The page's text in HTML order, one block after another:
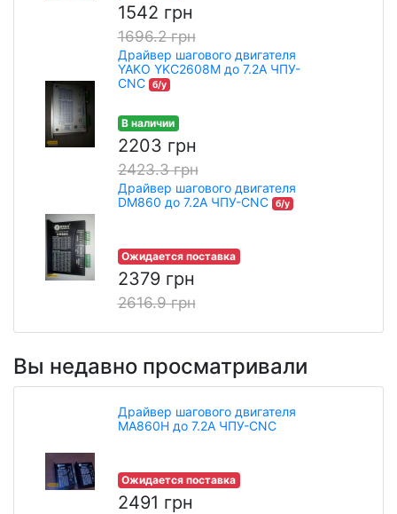
1542 грн
1696.2 грн
Драйвер шагового двигателя
YAKO YKC2608M до 7.2A ЧПУ-
CNC
б/у
В наличии
2203 грн
2423.3 грн
Драйвер шагового двигателя
DM860 до 7.2A ЧПУ-CNC
б/у
Ожидается поставка
2379 грн
2616.9 грн
Вы недавно просматривали
Драйвер шагового двигателя
MA860H до 7.2A ЧПУ-CNC
Ожидается поставка
2491 грн